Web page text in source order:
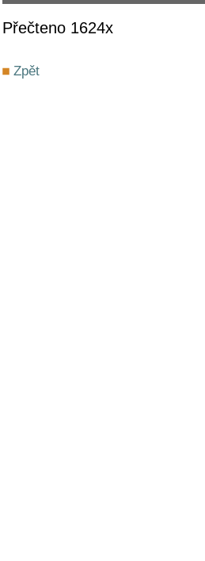
Přečteno 1624x
Zpět